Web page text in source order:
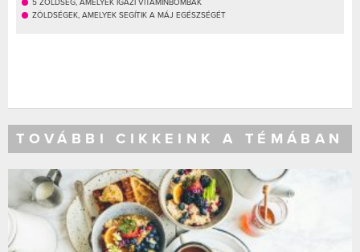
5 ZÖLDSÉG, AMELYEK IGAZI VITAMINBOMBÁK
ZÖLDSÉGEK, AMELYEK SEGÍTIK A MÁJ EGÉSZSÉGÉT
TOVÁBBI CIKKEINK A TÉMÁBAN